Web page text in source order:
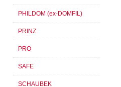
PHILDOM (ex-DOMFIL)
PRINZ
PRO
SAFE
SCHAUBEK